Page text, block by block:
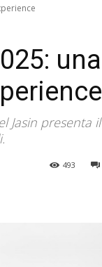
una
Jasin presenta il
493